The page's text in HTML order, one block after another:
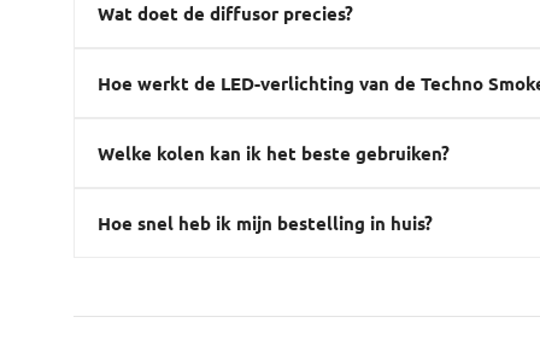
Wat doet de diffusor precies?
Hoe werkt de LED-verlichting van de Techno
Welke kolen kan ik het beste gebruiken?
Hoe snel heb ik mijn bestelling in huis?